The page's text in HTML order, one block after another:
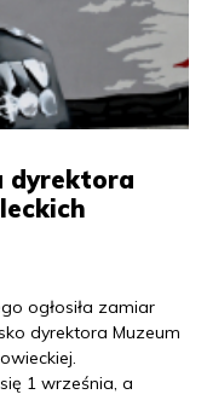
dyrektora
ogłosiła zamiar
dyrektora Muzeum
1 września, a